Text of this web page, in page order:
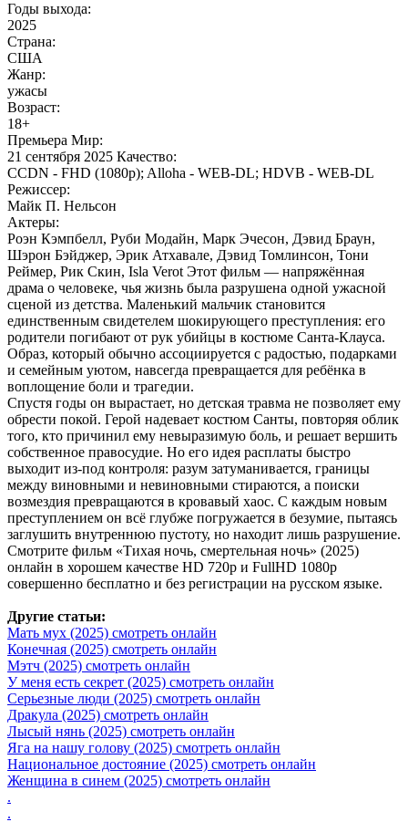
Годы выхода:
2025
Страна:
США
Жанр:
ужасы
Возраст:
18+
Премьера Мир:
21 сентября 2025 Качество:
CCDN - FHD (1080p); Alloha - WEB-DL; HDVB - WEB-DL
Режиссер:
Майк П. Нельсон
Актеры:
Роэн Кэмпбелл, Руби Модайн, Марк Эчесон, Дэвид Браун,
Шэрон Бэйджер, Эрик Атхавале, Дэвид Томлинсон, Тони
Реймер, Рик Скин, Isla Verot Этот фильм — напряжённая
драма о человеке, чья жизнь была разрушена одной ужасной
сценой из детства. Маленький мальчик становится
единственным свидетелем шокирующего преступления: его
родители погибают от рук убийцы в костюме Санта-Клауса.
Образ, который обычно ассоциируется с радостью, подарками
и семейным уютом, навсегда превращается для ребёнка в
воплощение боли и трагедии.
Спустя годы он вырастает, но детская травма не позволяет ему
обрести покой. Герой надевает костюм Санты, повторяя облик
того, кто причинил ему невыразимую боль, и решает вершить
собственное правосудие. Но его идея расплаты быстро
выходит из-под контроля: разум затуманивается, границы
между виновными и невиновными стираются, а поиски
возмездия превращаются в кровавый хаос. С каждым новым
преступлением он всё глубже погружается в безумие, пытаясь
заглушить внутреннюю пустоту, но находит лишь разрушение.
Смотрите фильм «Тихая ночь, смертельная ночь» (2025)
онлайн в хорошем качестве HD 720p и FullHD 1080p
совершенно бесплатно и без регистрации на русском языке.
Другие статьи:
Мать мух (2025) смотреть онлайн
Конечная (2025) смотреть онлайн
Мэтч (2025) смотреть онлайн
У меня есть секрет (2025) смотреть онлайн
Серьезные люди (2025) смотреть онлайн
Дракула (2025) смотреть онлайн
Лысый нянь (2025) смотреть онлайн
Яга на нашу голову (2025) смотреть онлайн
Национальное достояние (2025) смотреть онлайн
Женщина в синем (2025) смотреть онлайн
.
.